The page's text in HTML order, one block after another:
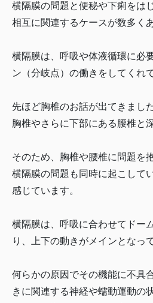
横隔膜の問題と便秘や下痢をは
相互に関連するケースが数多く
横隔膜は、呼吸や体液循環に必
ン（分岐点）の働きをしてくれ
先ほど胸椎のお話が出てきまし
胸椎やさらに下部にある腰椎と
そのため、胸椎や腰椎に問題を
横隔膜の問題も同時に起こして
感じています。
横隔膜は、呼吸に合わせてドー
り、上下の動きがメインとなっ
何らかの原因でその機能に不具
きに関連する神経や蠕動運動の